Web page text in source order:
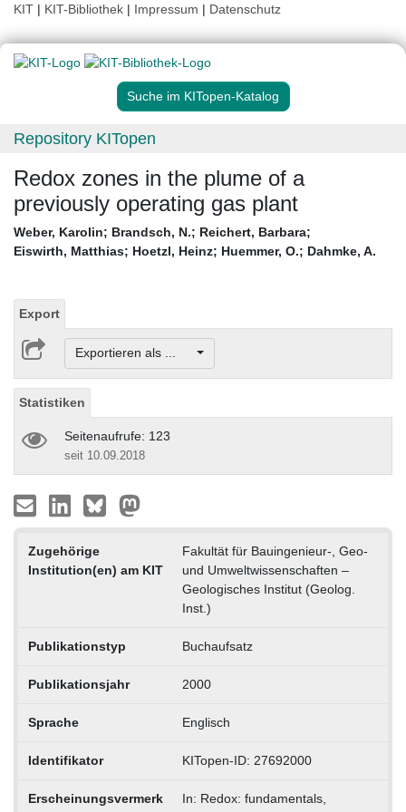
KIT | KIT-Bibliothek | Impressum | Datenschutz
Suche im KITopen-Katalog
Repository KITopen
Redox zones in the plume of a
previously operating gas plant
Weber, Karolin; Brandsch, N.; Reichert, Barbara;
Eiswirth, Matthias; Hoetzl, Heinz; Huemmer, O.; Dahmke, A.
Export
Exportieren als ...
Statistiken
Seitenaufrufe: 123
seit 10.09.2018
Zugehörige
Institution(en) am KIT
Fakultät für Bauingenieur-, Geo-
und Umweltwissenschaften –
Geologisches Institut (Geolog.
Inst.)
Publikationstyp Buchaufsatz
Publikationsjahr 2000
Sprache Englisch
Identifikator KITopen-ID: 27692000
Erscheinungsvermerk
In: Redox: fundamentals,